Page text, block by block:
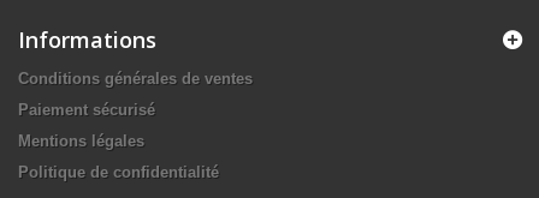
Informations
Conditions générales de ventes
Paiement sécurisé
Mentions légales
Politique de confidentialité